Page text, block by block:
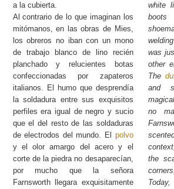
a la cubierta.
Al contrario de lo que imaginan los
mitómanos, en las obras de Mies,
los obreros no iban con un mono
de trabajo blanco de lino recién
planchado y relucientes botas
confeccionadas por zapateros
italianos. El humo que desprendía
la soldadura entre sus exquisitos
perfiles era igual de negro y sucio
que el del resto de las soldaduras
de electrodos del mundo. El polvo
y el olor amargo del acero y el
corte de la piedra no desaparecían,
por mucho que la señora
Farnsworth llegara exquisitamente
white
was
other
The
and
no
the